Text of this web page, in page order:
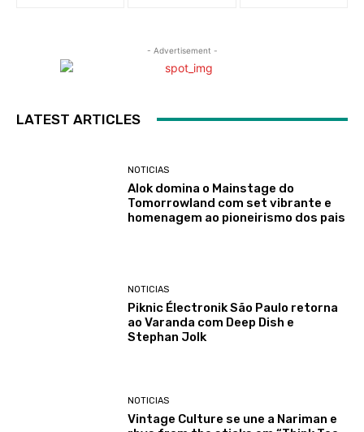
- Advertisement -
LATEST ARTICLES
NOTICIAS
Alok domina o Mainstage do
Tomorrowland com set vibrante e
homenagem ao pioneirismo dos pais
NOTICIAS
Piknic Électronik São Paulo retorna
ao Varanda com Deep Dish e
Stephan Jolk
NOTICIAS
Vintage Culture se une a Nariman e